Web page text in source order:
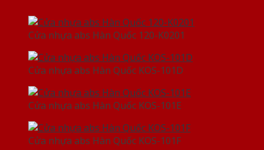
Cửa nhựa abs Hàn Quốc 120-K0201
Cửa nhựa abs Hàn Quốc KOS-101D
Cửa nhựa abs Hàn Quốc KOS-101E
Cửa nhựa abs Hàn Quốc KOS-101F